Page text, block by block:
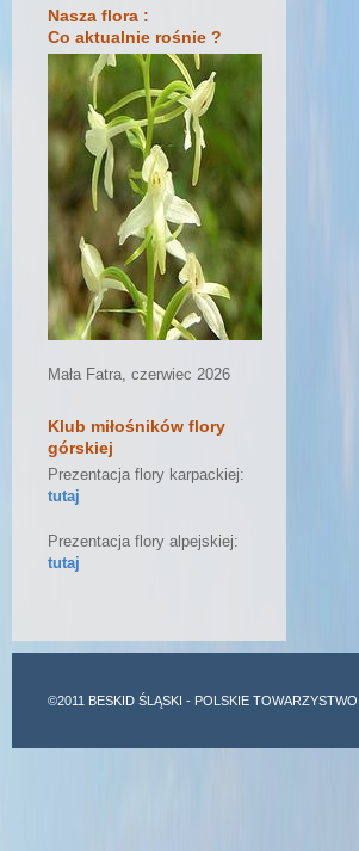
Nasza flora :
Co aktualnie rośnie ?
Mała Fatra, czerwiec 2026
Klub miłośników flory
górskiej
Prezentacja flory karpackiej:
tutaj
Prezentacja flory alpejskiej:
tutaj
©2011 BESKID ŚLĄSKI - POLSKIE